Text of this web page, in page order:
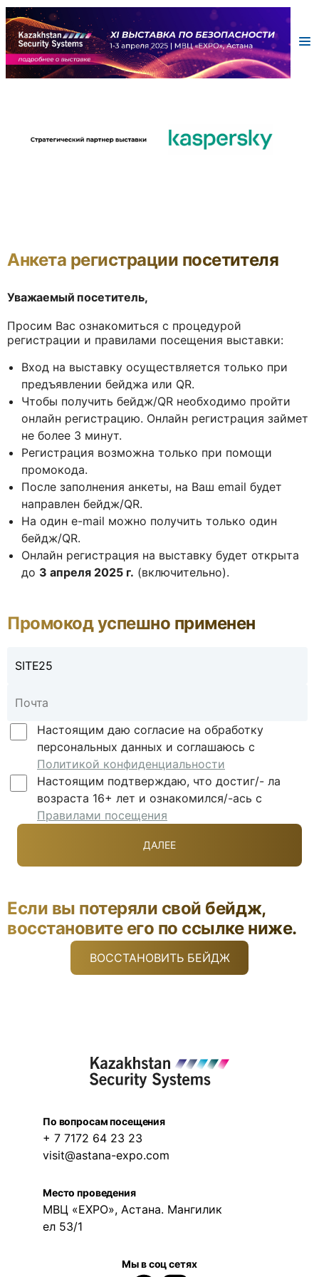
Анкета регистрации посетителя
Уважаемый посетитель,
Просим Вас ознакомиться с процедурой
регистрации и правилами посещения выставки:
Вход на выставку осуществляется только при
предъявлении бейджа или QR.
Чтобы получить бейдж/QR необходимо пройти
онлайн регистрацию. Онлайн регистрация займет
не более 3 минут.
Регистрация возможна только при помощи
промокода.
После заполнения анкеты, на Ваш email будет
направлен бейдж/QR.
На один e-mail можно получить только один
бейдж/QR.
Онлайн регистрация на выставку будет открыта
до 3 апреля 2025 г. (включительно).
Промокод успешно применен
Настоящим даю согласие на обработку
персональных данных и соглашаюсь с
Политикой конфиденциальности
Настоящим подтверждаю, что достиг/- ла
возраста 16+ лет и ознакомился/-ась с
Правилами посещения
Если вы потеряли свой бейдж,
восстановите его по ссылке ниже.
ВОССТАНОВИТЬ БЕЙДЖ
По вопросам посещения
+ 7 7172 64 23 23
visit@astana-expo.com
Место проведения
МВЦ «EXPO», Астана. Мангилик
ел 53/1
Мы в соц сетях